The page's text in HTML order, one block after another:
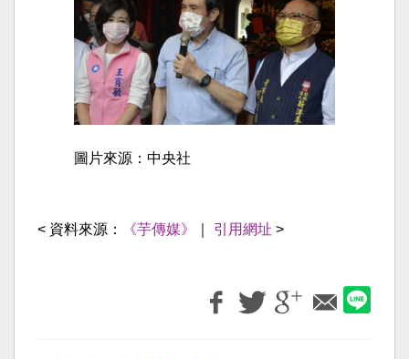
圖片來源：中央社
< 資料來源： 《芋傳媒》 引用網址 >